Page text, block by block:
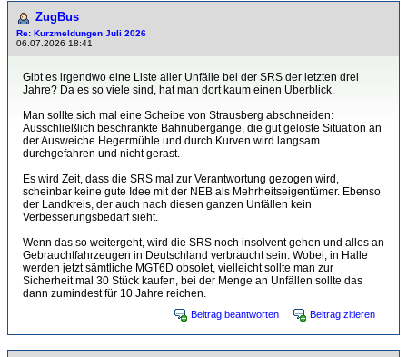
ZugBus
Re: Kurzmeldungen Juli 2026
06.07.2026 18:41
Gibt es irgendwo eine Liste aller Unfälle bei der SRS der letzten drei
Jahre? Da es so viele sind, hat man dort kaum einen Überblick.
Man sollte sich mal eine Scheibe von Strausberg abschneiden:
Ausschließlich beschrankte Bahnübergänge, die gut gelöste Situation an
der Ausweiche Hegermühle und durch Kurven wird langsam
durchgefahren und nicht gerast.
Es wird Zeit, dass die SRS mal zur Verantwortung gezogen wird,
scheinbar keine gute Idee mit der NEB als Mehrheitseigentümer. Ebenso
der Landkreis, der auch nach diesen ganzen Unfällen kein
Verbesserungsbedarf sieht.
Wenn das so weitergeht, wird die SRS noch insolvent gehen und alles an
Gebrauchtfahrzeugen in Deutschland verbraucht sein. Wobei, in Halle
werden jetzt sämtliche MGT6D obsolet, vielleicht sollte man zur
Sicherheit mal 30 Stück kaufen, bei der Menge an Unfällen sollte das
dann zumindest für 10 Jahre reichen.
Beitrag beantworten Beitrag zitieren